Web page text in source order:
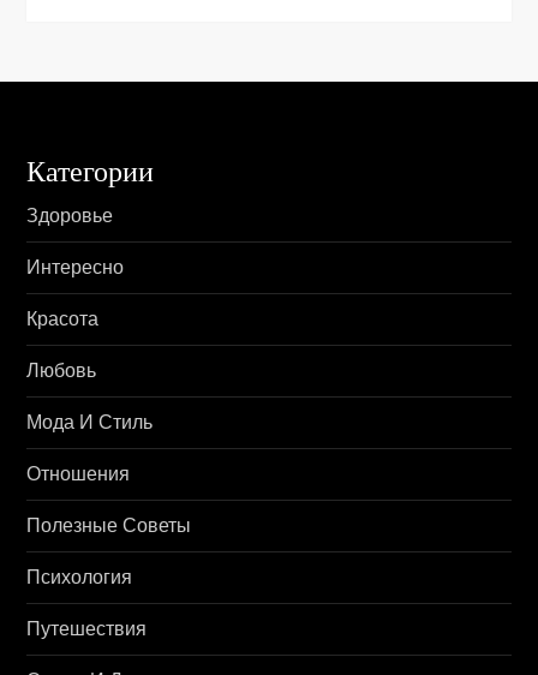
Категории
Здоровье
Интересно
Красота
Любовь
Мода И Стиль
Отношения
Полезные Советы
Психология
Путешествия